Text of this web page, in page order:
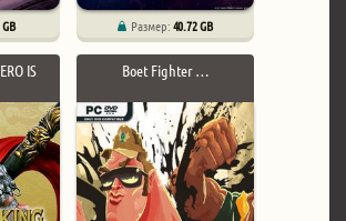
Размер:40.72 GB
IS
Boet Fighter …